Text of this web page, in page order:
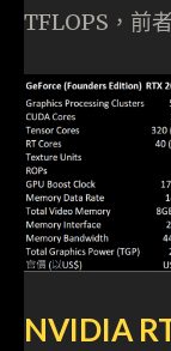
TFLOPS，前
NVIDIA